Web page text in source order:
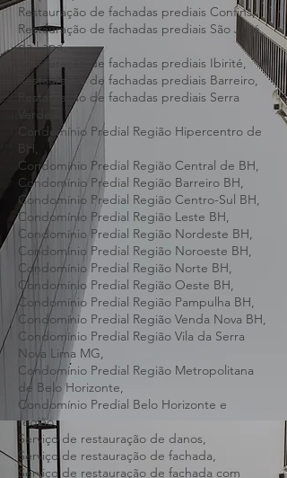
Restauração de fachadas prediais Pedro
Leopoldo,
Restauração de fachadas prediais Confins,
Restauração de fachadas prediais São José
da Lapa,
Restauração de fachadas prediais Ibirité,
Restauração de fachadas prediais Barreiro,
Restauração de fachadas prediais Serra
Verde,
Condomínio Predial Região Hipercentro de
BH,
Condomínio Predial Região Central de BH,
Condomínio Predial Região Barreiro BH,
Condomínio Predial Região Centro-Sul BH,
Condomínio Predial Região Leste BH,
Condomínio Predial Região Nordeste BH,
Condomínio Predial Região Noroeste BH,
Condomínio Predial Região Norte BH,
Condomínio Predial Região Oeste BH,
Condomínio Predial Região Pampulha BH,
Condomínio Predial Região Venda Nova BH,
Condomínio Predial Região Vila da Serra
Nova Lima MG,
Condomínio Predial Região Metropolitana
de Belo Horizonte,
Condomínio Predial Belo Horizonte e
região,
Serviço de restauração de danos,